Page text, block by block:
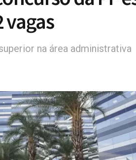
vagas
na área administrativa